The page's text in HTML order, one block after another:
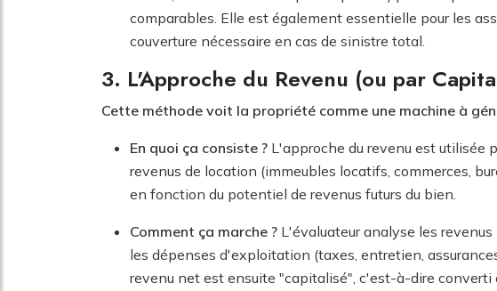
comparables. Elle est également essentielle pour les
couverture nécessaire en cas de sinistre total.
3. L'Approche du Revenu (ou par
Cette méthode voit la propriété comme une machine à
En quoi ça consiste ? L'approche du revenu est utilisée
revenus de location (immeubles locatifs, commerces,
en fonction du potentiel de revenus futurs du bien.
Comment ça marche ? L'évaluateur analyse les
les dépenses d'exploitation (taxes, entretien,
revenu net est ensuite "capitalisé", c'est-à-dire converti